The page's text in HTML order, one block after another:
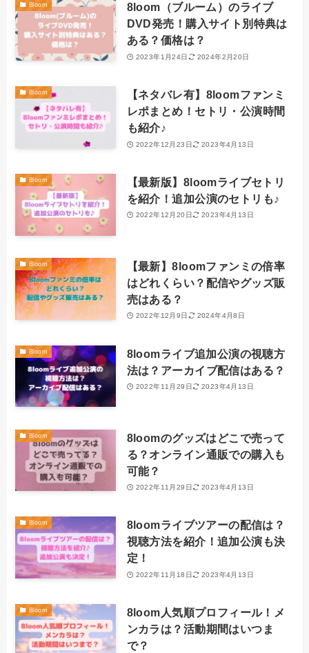
8loom
8loom（ブルーム）のライブ
DVD発売！購入サイト別特典は
ある？価格は？
2023年1月24日 2024年2月20日
8loom
【ネタバレ有】8loomファンミ
レポまとめ！セトリ・公演時間
も紹介♪
2022年12月23日 2023年4月13日
8loom
【最新版】8loomライブセトリ
を紹介！追加公演のセトリも♪
2022年12月20日 2023年4月13日
8loom
【最新】8loomファンミの倍率
はどれくらい？配信やグッズ販
売はある？
2022年12月9日 2024年4月8日
8loom
8loomライブ追加公演の視聴方
法は？アーカイブ配信はある？
2022年11月29日 2023年4月13日
8loom
8loomのグッズはどこで売って
る？オンライン通販での購入も
可能？
2022年11月29日 2023年4月13日
8loom
8loomライブツアーの配信は？
視聴方法を紹介！追加公演も決
定！
2022年11月18日 2023年4月13日
8loom
8loom人気順プロフィール！メ
ンカラは？活動期間はいつま
で？